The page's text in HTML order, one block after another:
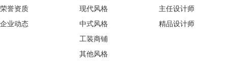
荣誉资质
企业动态
现代风格
中式风格
工装商铺
其他风格
主任设计师
精品设计师